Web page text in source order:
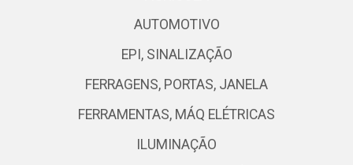
AUTOMOTIVO
EPI, SINALIZAÇÃO
FERRAGENS, PORTAS, JANELA
FERRAMENTAS, MÁQ ELÉTRICAS
ILUMINAÇÃO